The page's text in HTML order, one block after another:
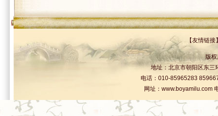
【友情链接
版
地址：北京市朝阳区东
电话：010-85965283
网址：www.boyamilu.com